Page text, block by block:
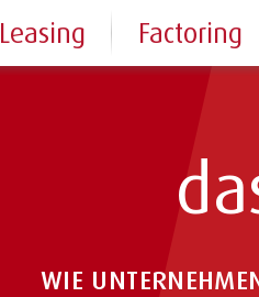
WIE
Leasing Factoring